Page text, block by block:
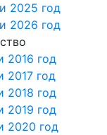
2025 год
2026 год
2016 год
2017 год
2018 год
2019 год
2020 год